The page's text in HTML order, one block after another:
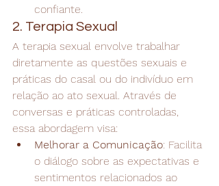
confiante.
2. Terapia Sexual
A terapia sexual envolve trabalhar
diretamente as questões sexuais e
práticas do casal ou do indivíduo em
relação ao ato sexual. Através de
conversas e práticas controladas,
essa abordagem visa:
Melhorar a Comunicação: Facilita
o diálogo sobre as expectativas e
sentimentos relacionados ao